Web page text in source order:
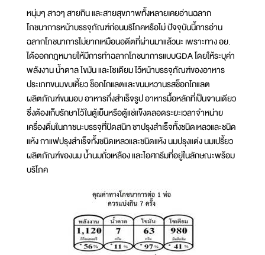
หนุ่มๆ สาวๆ สายกิน และสายสุขภาพทั้งหลายเคยอ่านฉลาก
โภชนาการหน้าบรรจุภัณฑ์ก่อนบริโภคหรือไม่ ปัจจุบันนี้การอ่าน
ฉลากโภชนาการไม่ยากเหมือนอดีตที่ผ่านมาแล้วนะ เพราะทาง อย.
ได้ออกกฎหมายให้มีการทำฉลากโภชนาการแบบGDA โดยให้ระบุค่า
พลังงาน น้ำตาล ไขมัน และโซเดียม ไว้หน้าบรรจุภัณฑ์ของอาหาร
ประเภทขนมขบเคี้ยว ช็อกโกแลตและขนมหวานรสช็อกโกแลต
ผลิตภัณฑ์ขนมอบ อาหารกึ่งสำเร็จรูป อาหารมื้อหลักที่เป็นจานเดียว
ซึ่งต้องเก็บรักษาไว้ในตู้เย็นหรือตู้แช่แข็งตลอดระยะเวลาจำหน่าย
เครื่องดื่มในภาชนะบรรจุที่ปิดสนิท ชาปรุงสำเร็จทั้งชนิดเหลวและชนิด
แห้ง กาแฟปรุงสำเร็จทั้งชนิดเหลวและชนิดแห้ง นมปรุงแต่ง นมเปรี้ยว
ผลิตภัณฑ์ของนม น้ำนมถั่วเหลือง และไอศกรีมที่อยู่ในลักษณะพร้อม
บริโภค